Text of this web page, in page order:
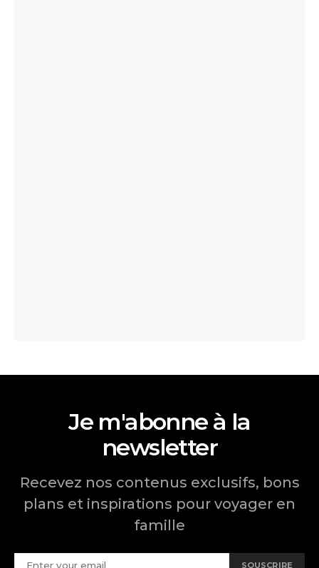
Je m'abonne à la
newsletter
Recevez nos contenus exclusifs, bons
plans et inspirations pour voyager en
famille
SOUSCRIRE